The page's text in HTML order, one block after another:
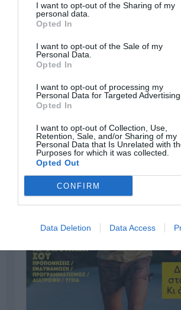
I want to opt-out of the Sharing of my
personal data.
Opted In
I want to opt-out of the Sale of my
Personal Data.
Opted In
I want to opt-out of processing my
Personal Data for Targeted Advertising.
Opted In
I want to opt-out of Collection, Use,
Retention, Sale, and/or Sharing of my
Personal Data that Is Unrelated with
Purposes for which it was collected.
Opted Out
CONFIRM
Data Deletion Data Access